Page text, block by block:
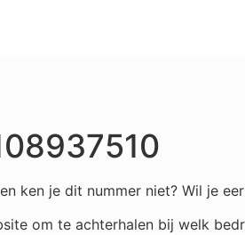
ken je dit nummer niet? Wil je
om te achterhalen bij welk